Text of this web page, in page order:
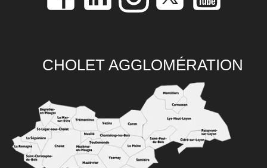
CHOLET AGGLOMÉRATION